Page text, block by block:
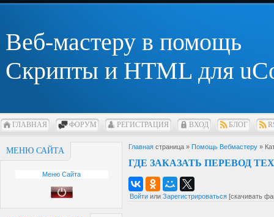
Веб-мастеру в помощь
Скрипты и HTML для
ГЛАВНАЯ ФОРУМ РЕГИСТРАЦИЯ ВХОД БЛОГ
МЕНЮ САЙТА
Меню Сайта
Главная страница » Помощь Вебмастеру »
ГДЕ ЗАКАЗАТЬ ПЕРЕВОД
Войти или Зарегистрироваться [скачивать